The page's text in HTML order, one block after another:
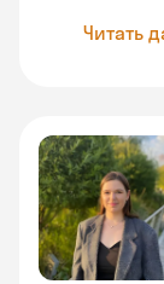
Читать